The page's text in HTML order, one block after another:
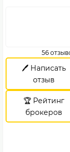
56
🖊️ Написать
отзыв
🏆 Рейтинг
брокеров